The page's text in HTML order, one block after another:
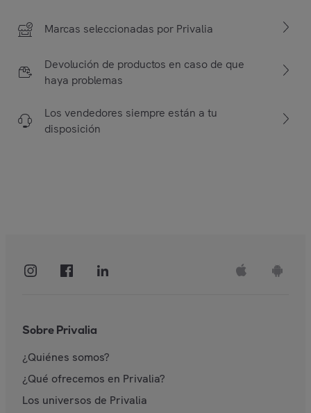
Marcas seleccionadas por Privalia
Devolución de productos en caso de que
haya problemas
Los vendedores siempre están a tu
disposición
Sobre Privalia
¿Quiénes somos?
¿Qué ofrecemos en Privalia?
Los universos de Privalia